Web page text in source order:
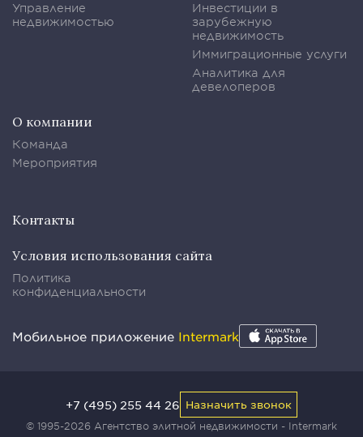
Управление
недвижимостью
Инвестиции в
зарубежную
недвижимость
Иммиграционные услуги
Аналитика для
девелоперов
О компании
Команда
Мероприятия
Контакты
Условия использования сайта
Политика
конфиденциальности
Мобильное приложение Intermark
© 1995-2026 Агентство элитной недвижимости - Intermark
+7 (495) 255 44 26 Назначить звонок